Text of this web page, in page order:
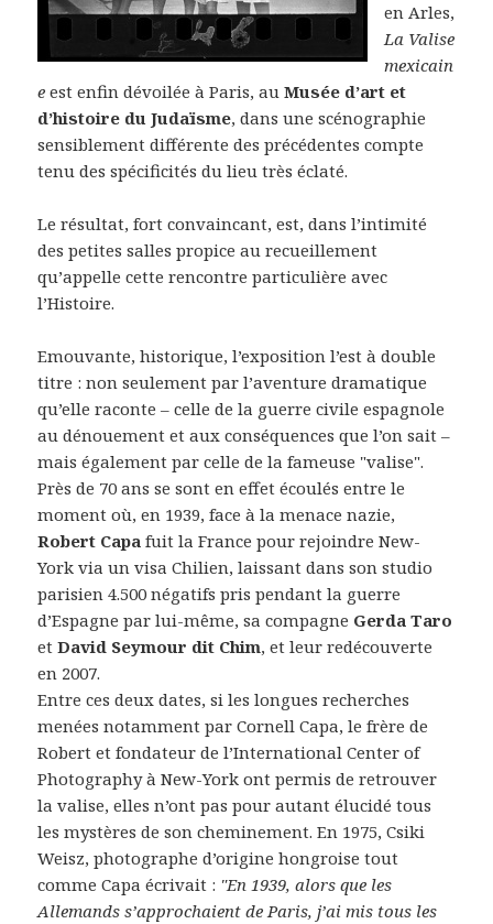
en Arles,
La Valise
mexicain
e est enfin dévoilée à Paris, auMusée d’art et
d’histoire du Judaïsme, dans une scénographie
sensiblement différente des précédentes compte
tenu des spécificités du lieu très éclaté.
Le résultat, fort convaincant, est, dans l’intimité
des petites salles propice au recueillement
qu’appelle cette rencontre particulière avec
l’Histoire.
Emouvante, historique, l’exposition l’est à double
titre : non seulement par l’aventure dramatique
qu’elle raconte – celle de la guerre civile espagnole
au dénouement et aux conséquences que l’on sait –
mais également par celle de la fameuse "valise".
Près de 70 ans se sont en effet écoulés entre le
moment où, en 1939, face à la menace nazie,
Robert Capa fuit la France pour rejoindre New-
York via un visa Chilien, laissant dans son studio
parisien 4.500 négatifs pris pendant la guerre
d’Espagne par lui-même, sa compagne Gerda Taro
etDavid Seymour dit Chim, et leur redécouverte
en 2007.
Entre ces deux dates, si les longues recherches
menées notamment par Cornell Capa, le frère de
Robert et fondateur de l’International Center of
Photography à New-York ont permis de retrouver
la valise, elles n’ont pas pour autant élucidé tous
les mystères de son cheminement. En 1975, Csiki
Weisz, photographe d’origine hongroise tout
comme Capa écrivait : "En 1939, alors que les
Allemands s’approchaient de Paris, j’ai mis tous les